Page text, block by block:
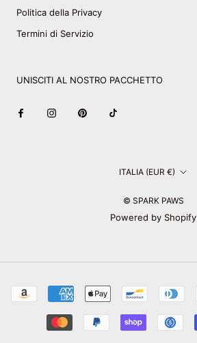
Politica della Privacy
Termini di Servizio
UNISCITI AL NOSTRO PACCHETTO
Paese/AreaITALIA (EUR €)
© SPARK PAWS
Powered by Shopify